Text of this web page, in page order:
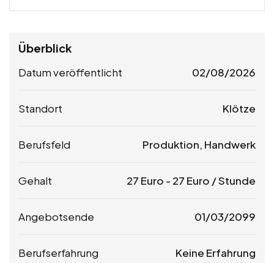
Überblick
Datum veröffentlicht 02/08/2026
Standort Klötze
Berufsfeld Produktion, Handwerk
Gehalt 27 Euro - 27 Euro / Stunde
Angebotsende 01/03/2099
Berufserfahrung Keine Erfahrung